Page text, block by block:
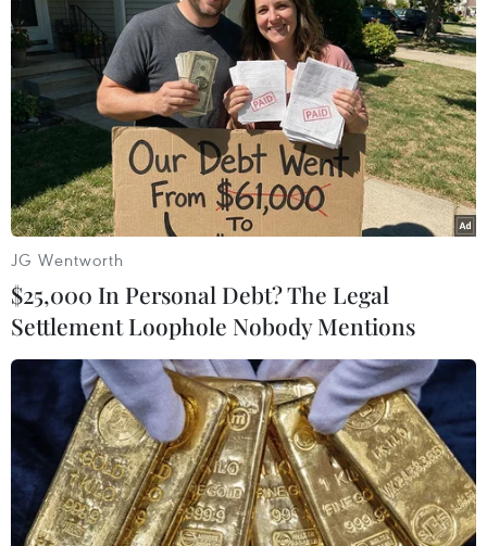
Anh công bố dự luật ngăn chặn dòng
người nhập cư bất hợp pháp
07/03/2023 23:10
Dự luật Di trú bất hợp pháp cấm người nhập cư bất
hợp pháp vào Anh được xin tị nạn tại nước này đồng
thời không được quyền nhập cảnh vào Anh sau này.
JG Wentworth
$25,000 In Personal Debt? The Legal
Settlement Loophole Nobody Mentions